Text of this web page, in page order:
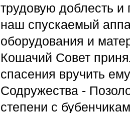
трудовую доблесть и
наш спускаемый
оборудования и
Кошачий Совет
спасения вручить
Содружества -
степени с